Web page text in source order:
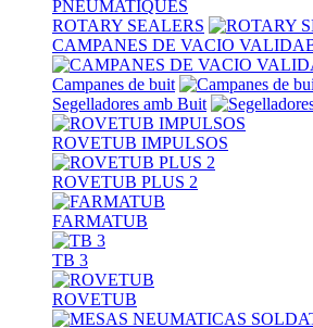
ROTARY SEALERS
CAMPANES DE VACIO
Campanes de buit
Segelladores amb Buit
ROVETUB IMPULSOS
ROVETUB PLUS 2
FARMATUB
TB 3
ROVETUB